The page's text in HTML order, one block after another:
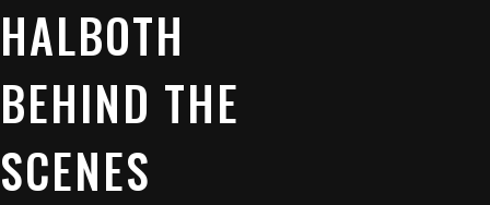
HALBOTH
BEHIND THE
SCENES